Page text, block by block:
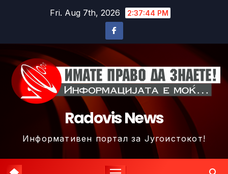
Fri. Aug 7th, 2026 2:37:46 PM
Radovis News
Информативен портал за Југоистокот!